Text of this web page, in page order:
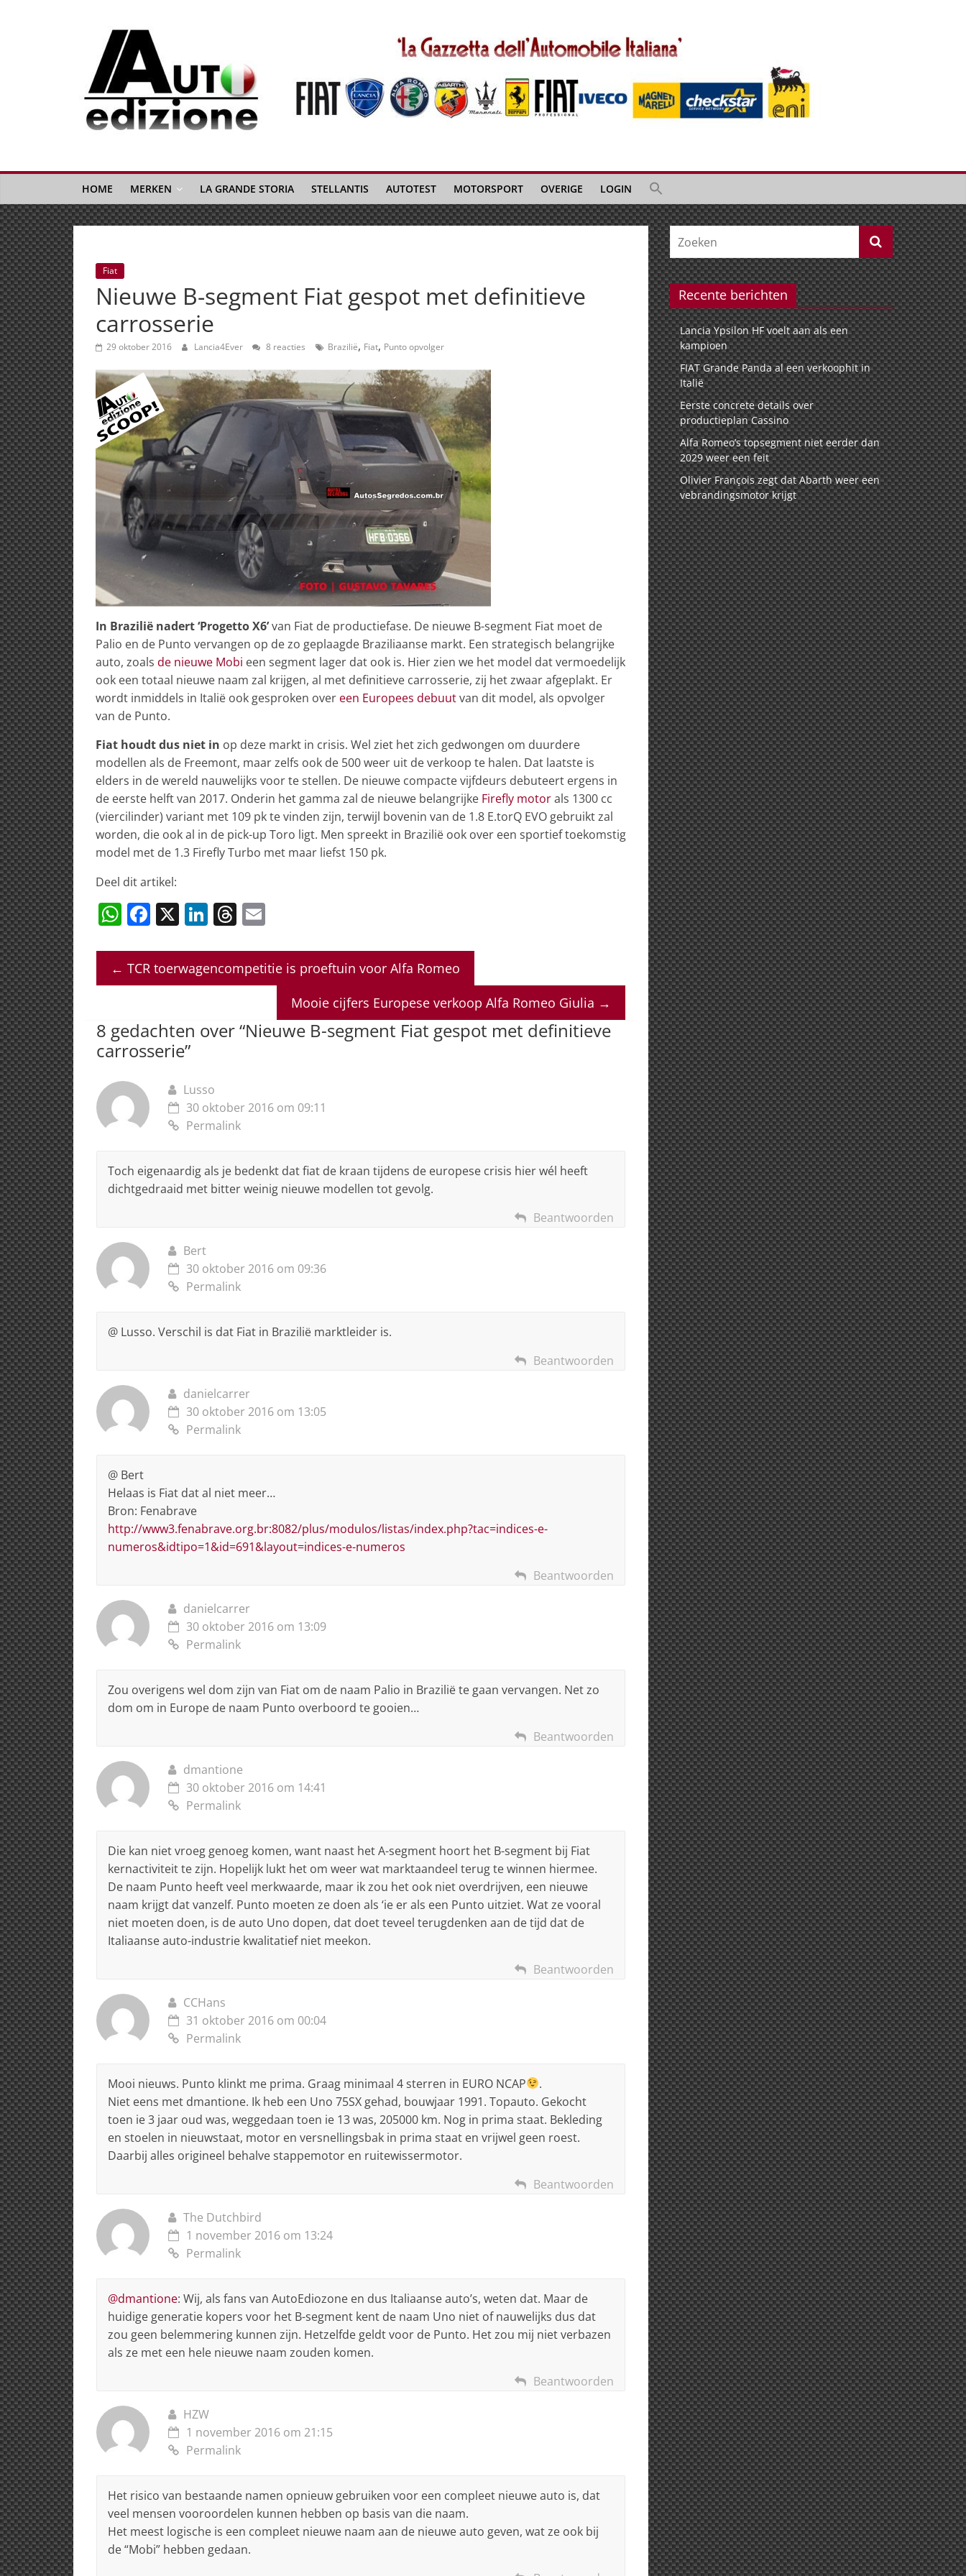
Auto
Edizione
La
Gazetta
dell'Automobile
Italiana
|
Italiaans
autonieuws
&
lifestyle
HOME MERKEN LA GRANDE STORIA STELLANTIS AUTOTEST MOTORSPORT OVERIGE LOGIN
Fiat
Nieuwe B-segment Fiat gespot met definitieve
carrosserie
29 oktober 2016 Lancia4Ever 8 reacties Brazilië, Fiat, Punto opvolger
In Brazilië nadert ‘Progetto X6’van Fiat de productiefase. De nieuwe B-segment Fiat moet de
Palio en de Punto vervangen op de zo geplaagde Braziliaanse markt. Een strategisch belangrijke
auto, zoals de nieuwe Mobi een segment lager dat ook is. Hier zien we het model dat vermoedelijk
ook een totaal nieuwe naam zal krijgen, al met definitieve carrosserie, zij het zwaar afgeplakt. Er
wordt inmiddels in Italië ook gesproken over een Europees debuutvan dit model, als opvolger
van de Punto.
Fiat houdt dus niet in op deze markt in crisis. Wel ziet het zich gedwongen om duurdere
modellen als de Freemont, maar zelfs ook de 500 weer uit de verkoop te halen. Dat laatste is
elders in de wereld nauwelijks voor te stellen. De nieuwe compacte vijfdeurs debuteert ergens in
de eerste helft van 2017. Onderin het gamma zal de nieuwe belangrijke Firefly motorals 1300 cc
(viercilinder) variant met 109 pk te vinden zijn, terwijl bovenin van de 1.8 E.torQ EVO gebruikt zal
worden, die ook al in de pick-up Toro ligt. Men spreekt in Brazilië ook over een sportief toekomstig
model met de 1.3 Firefly Turbo met maar liefst 150 pk.
Deel dit artikel:
W
at
s
p
p
F
c
e
o
o
X Li
k
e
n
T
re
a
s
ai
l
← TCR toerwagencompetitie is proeftuin voor Alfa Romeo
Mooie cijfers Europese verkoop Alfa Romeo Giulia →
8 gedachten over “Nieuwe B-segment Fiat gespot met definitieve
carrosserie”
Lusso
30 oktober 2016 om 09:11
Permalink
Toch eigenaardig als je bedenkt dat fiat de kraan tijdens de europese crisis hier wél heeft
dichtgedraaid met bitter weinig nieuwe modellen tot gevolg.
Beantwoorden
Bert
30 oktober 2016 om 09:36
Permalink
@ Lusso. Verschil is dat Fiat in Brazilië marktleider is.
Beantwoorden
danielcarrer
30 oktober 2016 om 13:05
Permalink
@ Bert
Helaas is Fiat dat al niet meer…
Bron: Fenabrave
http://www3.fenabrave.org.br:8082/plus/modulos/listas/index.php?tac=indices-e-
numeros&idtipo=1&id=691&layout=indices-e-numeros
Beantwoorden
danielcarrer
30 oktober 2016 om 13:09
Permalink
Zou overigens wel dom zijn van Fiat om de naam Palio in Brazilië te gaan vervangen. Net zo
dom om in Europe de naam Punto overboord te gooien…
Beantwoorden
dmantione
30 oktober 2016 om 14:41
Permalink
Die kan niet vroeg genoeg komen, want naast het A-segment hoort het B-segment bij Fiat
kernactiviteit te zijn. Hopelijk lukt het om weer wat marktaandeel terug te winnen hiermee.
De naam Punto heeft veel merkwaarde, maar ik zou het ook niet overdrijven, een nieuwe
naam krijgt dat vanzelf. Punto moeten ze doen als ‘ie er als een Punto uitziet. Wat ze vooral
niet moeten doen, is de auto Uno dopen, dat doet teveel terugdenken aan de tijd dat de
Italiaanse auto-industrie kwalitatief niet meekon.
Beantwoorden
CCHans
31 oktober 2016 om 00:04
Permalink
Mooi nieuws. Punto klinkt me prima. Graag minimaal 4 sterren in EURO NCAP
.
Niet eens met dmantione. Ik heb een Uno 75SX gehad, bouwjaar 1991. Topauto. Gekocht
toen ie 3 jaar oud was, weggedaan toen ie 13 was, 205000 km. Nog in prima staat. Bekleding
en stoelen in nieuwstaat, motor en versnellingsbak in prima staat en vrijwel geen roest.
Daarbij alles origineel behalve stappemotor en ruitewissermotor.
Beantwoorden
The Dutchbird
1 november 2016 om 13:24
Permalink
@dmantione: Wij, als fans van AutoEdiozone en dus Italiaanse auto’s, weten dat. Maar de
huidige generatie kopers voor het B-segment kent de naam Uno niet of nauwelijks dus dat
zou geen belemmering kunnen zijn. Hetzelfde geldt voor de Punto. Het zou mij niet verbazen
als ze met een hele nieuwe naam zouden komen.
Beantwoorden
HZW
1 november 2016 om 21:15
Permalink
Het risico van bestaande namen opnieuw gebruiken voor een compleet nieuwe auto is, dat
veel mensen vooroordelen kunnen hebben op basis van die naam.
Het meest logische is een compleet nieuwe naam aan de nieuwe auto geven, wat ze ook bij
de “Mobi” hebben gedaan.
Recente berichten
Lancia Ypsilon HF voelt aan als een
kampioen
FIAT Grande Panda al een verkoophit in
Italië
Eerste concrete details over
productieplan Cassino
Alfa Romeo’s topsegment niet eerder dan
2029 weer een feit
Olivier François zegt dat Abarth weer een
vebrandingsmotor krijgt